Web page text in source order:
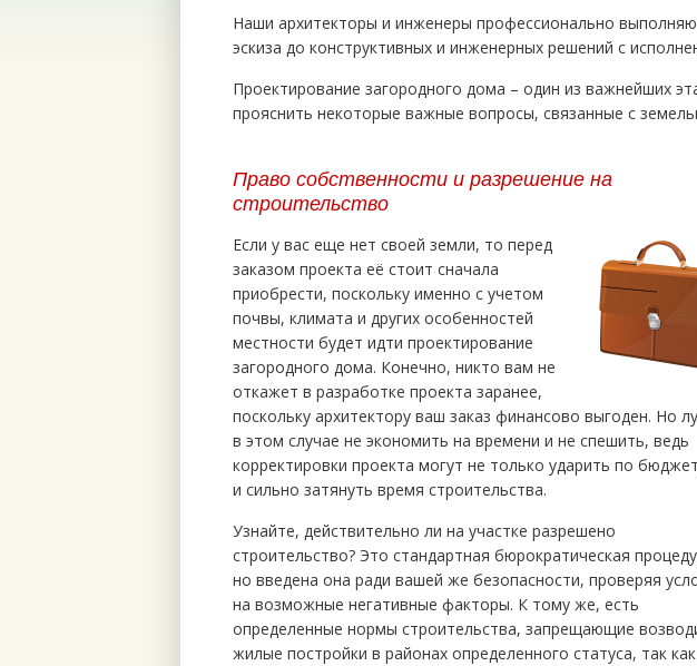
Наши архитекторы и инженеры профессионально
эскиза до конструктивных и инженерных решений с
Проектирование загородного дома – один из важнейших
прояснить некоторые важные вопросы, связанные с
Право собственности и разрешение на
строительство
Если у вас еще нет своей земли, то перед
заказом проекта её стоит сначала
приобрести, поскольку именно с учетом
почвы, климата и других особенностей
местности будет идти проектирование
загородного дома. Конечно, никто вам не
откажет в разработке проекта заранее,
поскольку архитектору ваш заказ финансово выгоден. Но
в этом случае не экономить на времени и не спешить, ведь
корректировки проекта могут не только ударить по
и сильно затянуть время строительства.
Узнайте, действительно ли на участке разрешено
строительство? Это стандартная бюрократическая
но введена она ради вашей же безопасности, проверяя
на возможные негативные факторы. К тому же, есть
определенные нормы строительства, запрещающие
жилые постройки в районах определенного статуса, так